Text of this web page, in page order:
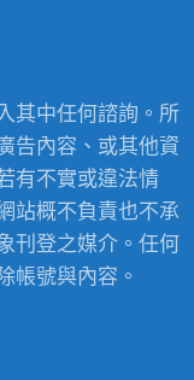
其中任何諮詢。所
告內容、或其他資
有不實或違法情
站概不負責也不承
刊登之媒介。任何
帳號與內容。